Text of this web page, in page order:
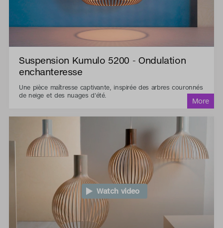
Suspension Kumulo 5200 - Ondulation
enchanteresse
Une pièce maîtresse captivante, inspirée des arbres couronnés
de neige et des nuages d'été.
Watch video